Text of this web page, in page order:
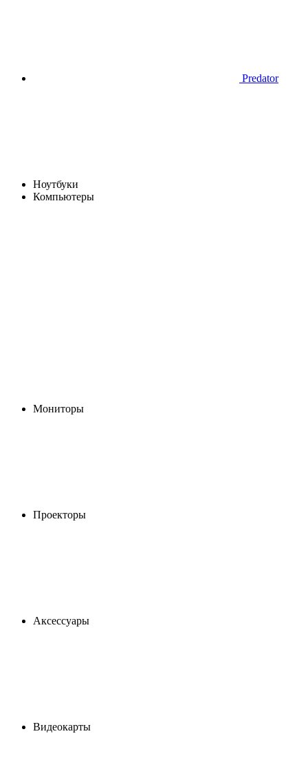
Predator
Ноутбуки
Компьютеры
Мониторы
Проекторы
Аксессуары
Видеокарты